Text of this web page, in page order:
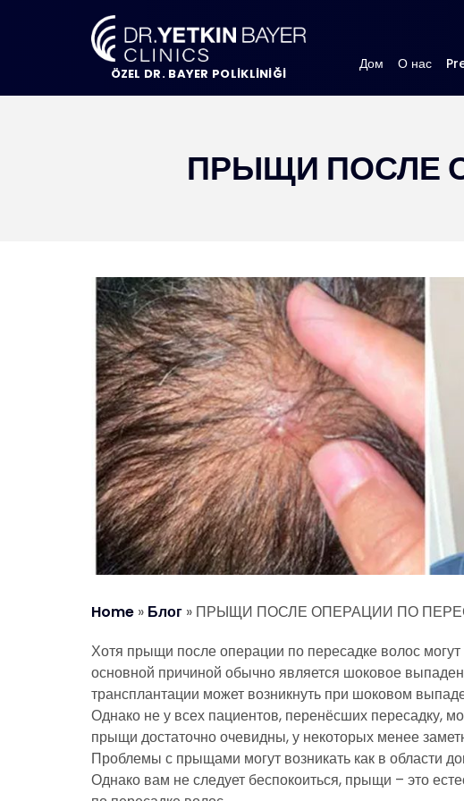
ÖZEL DR. BAYER POLİKLİNİĞİ
Дом О нас
ПРЫЩИ ПОСЛЕ
Home » Блог » ПРЫЩИ ПОСЛЕ ОПЕРАЦИИ ПО
Хотя прыщи после операции по пересадке волос
основной причиной обычно является шоковое
трансплантации может возникнуть при шоковом
Однако не у всех пациентов, перенёсших пересадку,
прыщи достаточно очевидны, у некоторых менее
Проблемы с прыщами могут возникать как в области
Однако вам не следует беспокоиться, прыщи – это